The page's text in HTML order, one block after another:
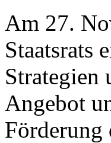
Am 27.
Staatsrats
Strategien
Angebot
Förderung